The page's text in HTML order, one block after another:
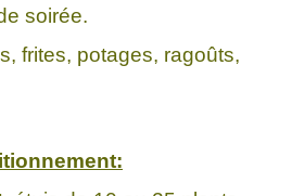
soirée.
frites, potages, ragoûts,